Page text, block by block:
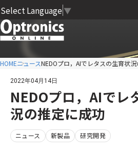
Select Language ▼
HOMEニュースNEDOプロ，AIでレタスの生育状
2022年04月14日
NEDOプロ，AIでレ
況の推定に成功
ニュース 新製品 研究開発